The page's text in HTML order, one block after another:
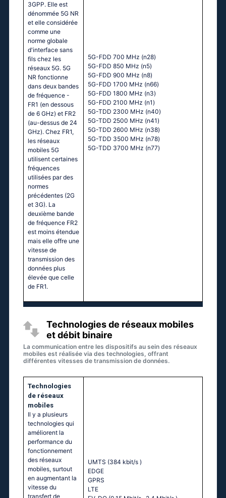
3GPP. Elle est
dénommée 5G NR
et elle considérée
comme une
norme globale
d'interface sans
fils chez les
réseaux 5G. 5G
NR fonctionne
dans deux bandes
de fréquence -
FR1 (en dessous
de 6 GHz) et FR2
(au-dessus de 24
GHz). Chez FR1,
les réseaux
mobiles 5G
utilisent certaines
fréquences
utilisées par des
normes
précédentes (2G
et 3G). La
deuxième bande
de fréquence FR2
est moins étendue
mais elle offre une
vitesse de
transmission des
données plus
élevée que celle
de FR1.
5G-FDD 700 MHz (n28)
5G-FDD 850 MHz (n5)
5G-FDD 900 MHz (n8)
5G-FDD 1700 MHz (n66)
5G-FDD 1800 MHz (n3)
5G-FDD 2100 MHz (n1)
5G-TDD 2300 MHz (n40)
5G-TDD 2500 MHz (n41)
5G-TDD 2600 MHz (n38)
5G-TDD 3500 MHz (n78)
5G-TDD 3700 MHz (n77)
Technologies de réseaux mobiles
et débit binaire
La communication entre les dispositifs au sein des réseaux
mobiles est réalisée via des technologies, offrant
différentes vitesses de transmission de données.
Technologies
de réseaux
mobiles
Il y a plusieurs
technologies qui
améliorent la
performance du
fonctionnement
des réseaux
mobiles, surtout
en augmentant la
vitesse du
transfert de
UMTS (384 kbit/s )
EDGE
GPRS
LTE